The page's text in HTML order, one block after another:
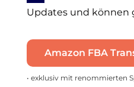
Updates und können
Amazon FBA
• exklusiv mit renommierten